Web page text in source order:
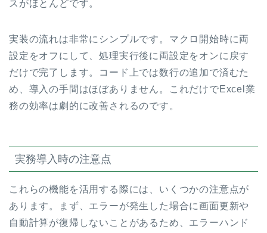
スがほとんどです。
実装の流れは非常にシンプルです。マクロ開始時に両
設定をオフにして、処理実行後に両設定をオンに戻す
だけで完了します。コード上では数行の追加で済むた
め、導入の手間はほぼありません。これだけでExcel業
務の効率は劇的に改善されるのです。
実務導入時の注意点
これらの機能を活用する際には、いくつかの注意点が
あります。まず、エラーが発生した場合に画面更新や
自動計算が復帰しないことがあるため、エラーハンド